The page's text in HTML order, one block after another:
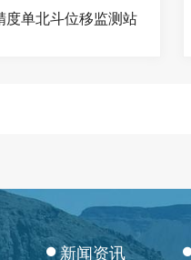
度单北斗位移监测站
新闻资讯